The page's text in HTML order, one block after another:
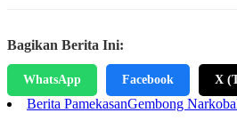
Bagikan Berita Ini:
WhatsApp Facebook X
Berita PamekasanGembong Narkoba